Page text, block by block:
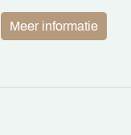
Meer informatie